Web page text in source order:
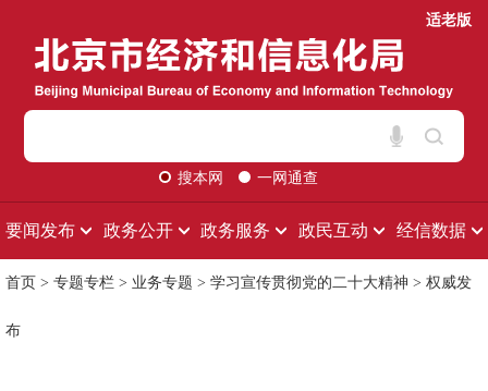
适老版
搜本网 一网通查
要闻发布 政务公开 政务服务 政民互动 经信数据
首页 > 专题专栏 > 业务专题 > 学习宣传贯彻党的二十大精神 > 权威发
布